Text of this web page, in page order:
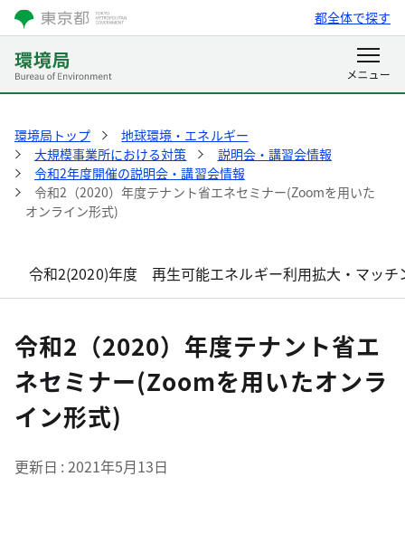
都全体で探す
環境局トップ
地球環境・エネルギー
大規模事業所における対策
説明会・講習会情報
令和2年度開催の説明会・講習会情報
令和2（2020）年度テナント省エネセミナー(Zoomを用いた
オンライン形式)
令和2(2020)年度 再生可能エネルギー利用拡大・マッチ
令和2（2020）年度テナント省エ
ネセミナー(Zoomを用いたオンラ
イン形式)
更新日 2021年5月13日